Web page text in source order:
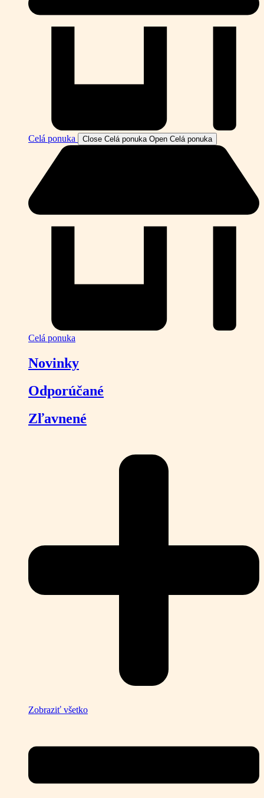
Celá ponuka Close Celá ponuka Open Celá ponuka
Celá ponuka
Novinky
Odporúčané
Zľavnené
Zobraziť všetko